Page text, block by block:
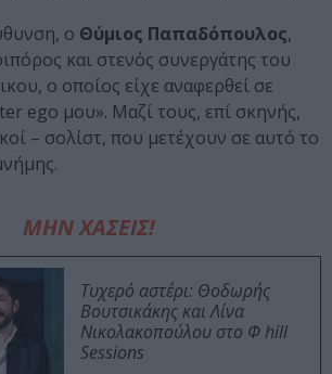
ο Θύμιος Παπαδόπουλος,
και στενός συνεργάτης του
ο οποίος είχε αναφερθεί σε
ego μου». Μαζί τους, επί σκηνής,
– σολίστ, που μετέχουν σε αυτό το
ΜΗΝ ΧΑΣΕΙΣ!
Τυχερό αστέρι: Θοδωρής
Βουτσικάκης και Λίνα
Νικολακοπούλου στο Φ hill
Sessions